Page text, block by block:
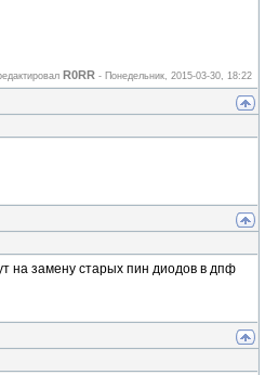
R0RR - Понедельник, 2015-03-30, 18:22
на замену старых пин диодов в дпф